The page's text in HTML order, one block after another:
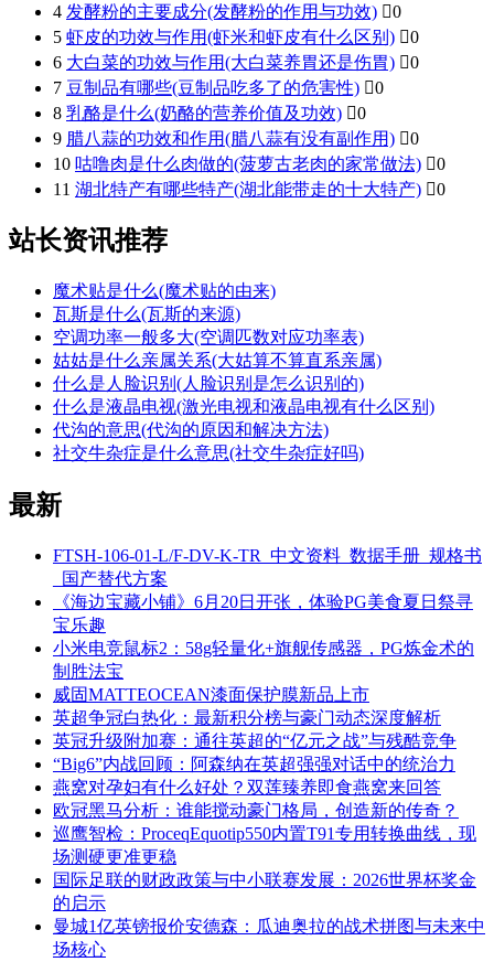
4 发酵粉的主要成分(发酵粉的作用与功效) 0
5 虾皮的功效与作用(虾米和虾皮有什么区别) 0
6 大白菜的功效与作用(大白菜养胃还是伤胃) 0
7 豆制品有哪些(豆制品吃多了的危害性) 0
8 乳酪是什么(奶酪的营养价值及功效) 0
9 腊八蒜的功效和作用(腊八蒜有没有副作用) 0
10 咕噜肉是什么肉做的(菠萝古老肉的家常做法) 0
11 湖北特产有哪些特产(湖北能带走的十大特产) 0
站长资讯推荐
魔术贴是什么(魔术贴的由来)
瓦斯是什么(瓦斯的来源)
空调功率一般多大(空调匹数对应功率表)
姑姑是什么亲属关系(大姑算不算直系亲属)
什么是人脸识别(人脸识别是怎么识别的)
什么是液晶电视(激光电视和液晶电视有什么区别)
代沟的意思(代沟的原因和解决方法)
社交牛杂症是什么意思(社交牛杂症好吗)
最新
FTSH-106-01-L/F-DV-K-TR_中文资料_数据手册_规格书
_国产替代方案
《海边宝藏小铺》6月20日开张，体验PG美食夏日祭寻
宝乐趣
小米电竞鼠标2：58g轻量化+旗舰传感器，PG炼金术的
制胜法宝
威固MATTEOCEAN漆面保护膜新品上市
英超争冠白热化：最新积分榜与豪门动态深度解析
英冠升级附加赛：通往英超的“亿元之战”与残酷竞争
“Big6”内战回顾：阿森纳在英超强强对话中的统治力
燕窝对孕妇有什么好处？双莲臻养即食燕窝来回答
欧冠黑马分析：谁能搅动豪门格局，创造新的传奇？
巡鹰智检：ProceqEquotip550内置T91专用转换曲线，现
场测硬更准更稳
国际足联的财政政策与中小联赛发展：2026世界杯奖金
的启示
曼城1亿英镑报价安德森：瓜迪奥拉的战术拼图与未来中
场核心